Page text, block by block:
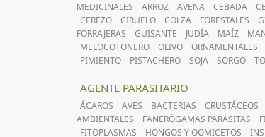
MEDICINALES
ARROZ AVENA CEBADA
CEREZO
CIRUELO COLZA FORESTALES
FORRAJERAS
GUISANTE JUDÍA MAÍZ
MELOCOTONERO
OLIVO ORNAMENTALES
PIMIENTO
PISTACHERO SOJA SORGO
AGENTE PARASITARIO
ÁCAROS AVES BACTERIAS CRUSTÁCEOS
AMBIENTALES
FANERÓGAMAS PARÁSITAS
FITOPLASMAS
HONGOS Y OOMICETOS